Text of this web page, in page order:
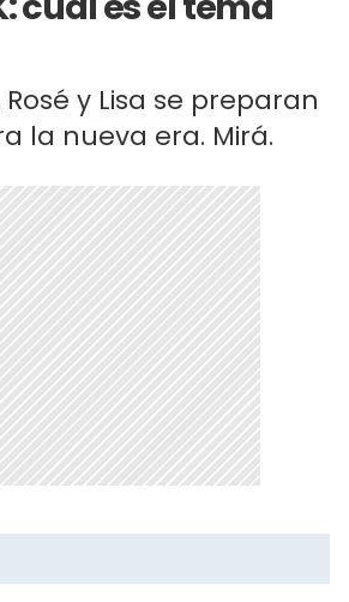
Rosé y Lisa se preparan
la nueva era. Mirá.